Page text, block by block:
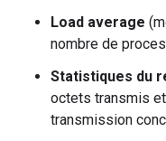
Load average
nombre de
Statistiques du
octets transmis
transmission